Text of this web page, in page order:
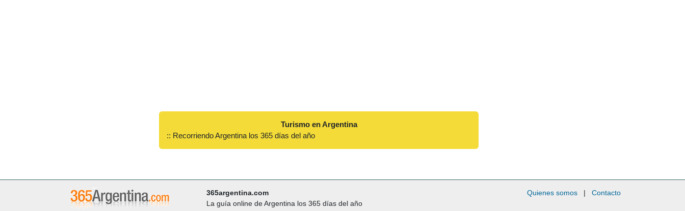
Turismo en Argentina
:: Recorriendo Argentina los 365 días del año
365argentina.com
La guía online de Argentina los 365 días del año
Quienes somos | Contacto